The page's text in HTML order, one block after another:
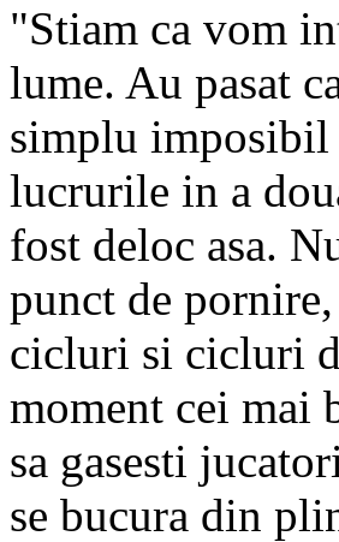
"Stiam ca vom
lume. Au pasat
simplu imposibil
lucrurile in a
fost deloc asa.
punct de
cicluri si cicluri
moment cei mai
sa gasesti
se bucura din